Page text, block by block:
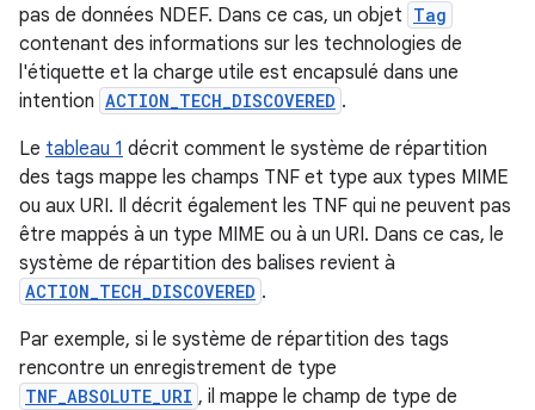
pas de données NDEF. Dans ce cas, un objet Tag
contenant des informations sur les technologies de
l'étiquette et la charge utile est encapsulé dans une
intention ACTION_TECH_DISCOVERED .
Le tableau 1 décrit comment le système de répartition
des tags mappe les champs TNF et type aux types MIME
ou aux URI. Il décrit également les TNF qui ne peuvent pas
être mappés à un type MIME ou à un URI. Dans ce cas, le
système de répartition des balises revient à
ACTION_TECH_DISCOVERED .
Par exemple, si le système de répartition des tags
rencontre un enregistrement de type
TNF_ABSOLUTE_URI , il mappe le champ de type de